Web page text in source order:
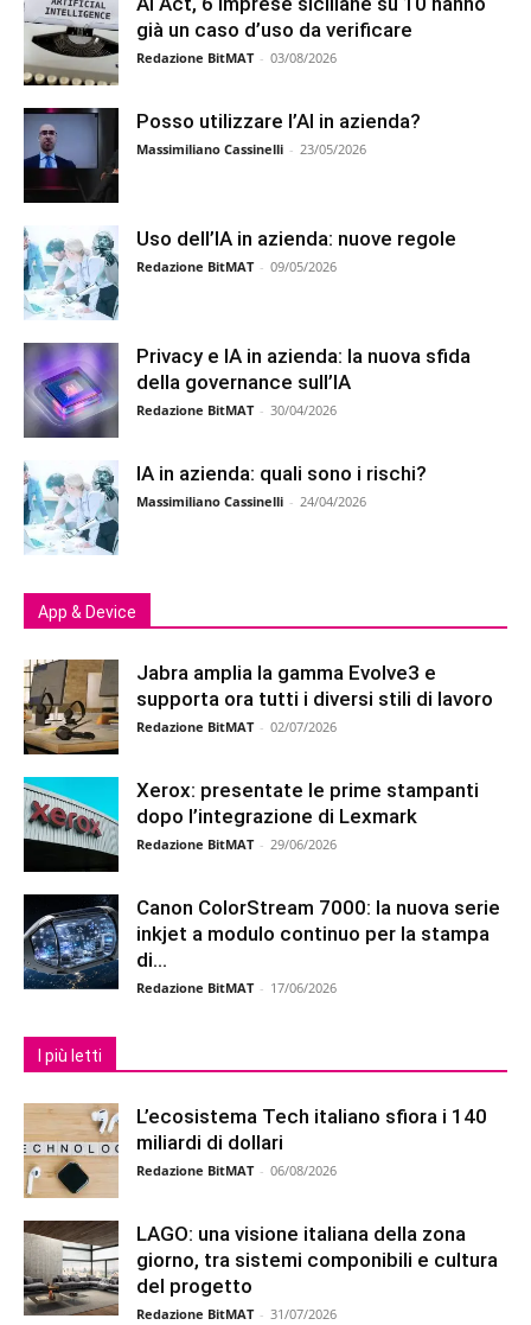
già un caso d’uso da verificare
Redazione BitMAT - 03/08/2026
Posso utilizzare l’AI in azienda?
Massimiliano Cassinelli - 23/05/2026
Uso dell’IA in azienda: nuove regole
Redazione BitMAT - 09/05/2026
Privacy e IA in azienda: la nuova sfida
della governance sull’IA
Redazione BitMAT - 30/04/2026
IA in azienda: quali sono i rischi?
Massimiliano Cassinelli - 24/04/2026
App & Device
Jabra amplia la gamma Evolve3 e
supporta ora tutti i diversi stili di lavoro
Redazione BitMAT - 02/07/2026
Xerox: presentate le prime stampanti
dopo l’integrazione di Lexmark
Redazione BitMAT - 29/06/2026
Canon ColorStream 7000: la nuova serie
inkjet a modulo continuo per la stampa
di...
Redazione BitMAT - 17/06/2026
I più letti
L’ecosistema Tech italiano sfiora i 140
miliardi di dollari
Redazione BitMAT - 06/08/2026
LAGO: una visione italiana della zona
giorno, tra sistemi componibili e cultura
del progetto
Redazione BitMAT - 31/07/2026